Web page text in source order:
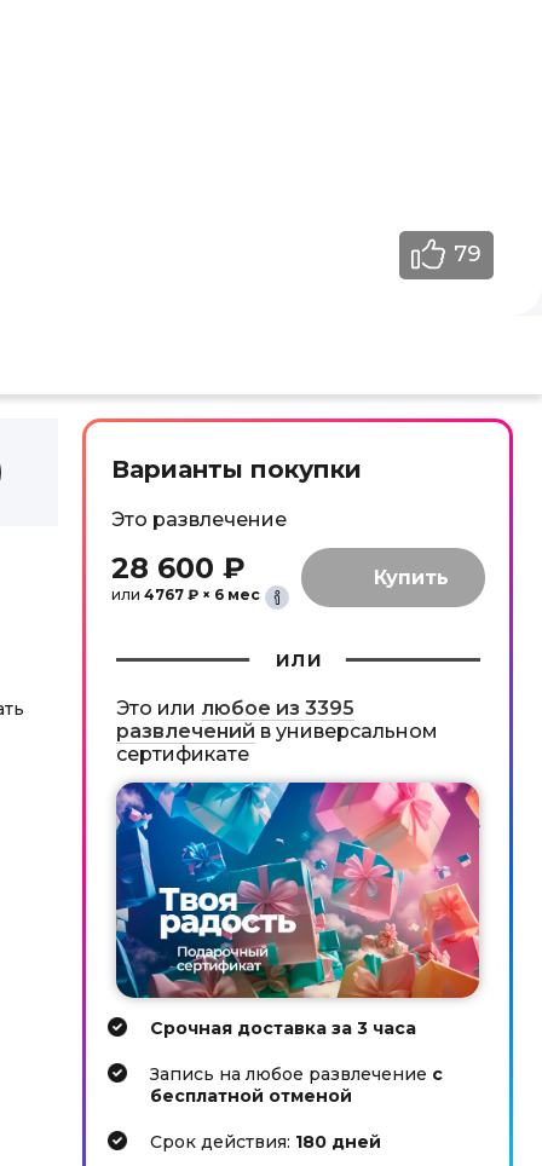
79
Варианты покупки
Это развлечение
28 600 ₽
или 4767 ₽ × 6 мес
или
Это или любое из 3395
развлечений в универсальном
сертификате
Срочная доставка за 3 часа
Запись на любое развлечение с
бесплатной отменой
Cрок действия: 180 дней